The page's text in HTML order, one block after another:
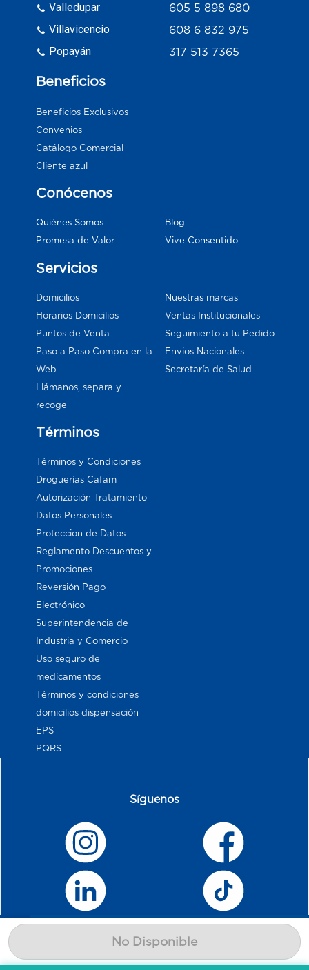
No Disponible
Valledupar
Villavicencio
Popayán
605 5 898 680
608 6 832 975
317 513 7365
Beneficios
Beneficios Exclusivos
Convenios
Catálogo Comercial
Cliente azul
Conócenos
Quiénes Somos
Promesa de Valor
Blog
Vive Consentido
Servicios
Domicilios
Horarios Domicilios
Puntos de Venta
Paso a Paso Compra en la
Web
Llámanos, separa y
recoge
Nuestras marcas
Ventas Institucionales
Seguimiento a tu Pedido
Envios Nacionales
Secretaría de Salud
Términos
Términos y Condiciones
Droguerías Cafam
Autorización Tratamiento
Datos Personales
Proteccion de Datos
Reglamento Descuentos y
Promociones
Reversión Pago
Electrónico
Superintendencia de
Industria y Comercio
Uso seguro de
medicamentos
Términos y condiciones
domicilios dispensación
EPS
PQRS
Síguenos